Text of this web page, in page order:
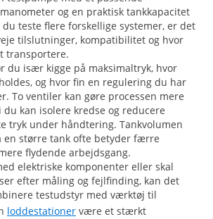
og en praktisk tankkapacitet
teste flere forskellige systemer, er det
tilslutninger, kompatibilitet og hvor
transportere.
du især kigge på maksimaltryk, hvor
og hvor fin en regulering du har
To ventiler kan gøre processen mere
kan isolere kredse og reducere
tryk under håndtering. Tankvolumen
en større tank ofte betyder færre
flydende arbejdsgang.
elektriske komponenter eller skal
efter måling og fejlfinding, kan det
testudstyr med værktøj til
loddestationer være et stærkt